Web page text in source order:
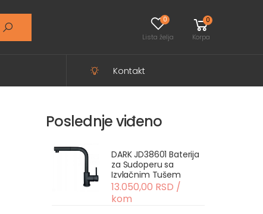
0
Lista želja
0
Korpa
Kontakt
Poslednje viđeno
DARK JD38601 Baterija
za Sudoperu sa
Izvlačnim Tušem
13.050,00 RSD /
kom